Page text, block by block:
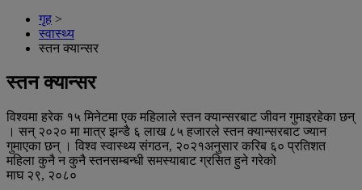
गृह >
स्वास्थ्य
स्तन क्यान्सर
स्तन क्यान्सर
विश्वमा हरेक १५ मिनेटमा एक महिलाले स्तन क्यान्सरबाट जीवन गुमाइरहेका छन्
। सन् २०२० मा मात्र झन्डै ६ लाख ८५ हजारले स्तन क्यान्सरबाट ज्यान
गुमाएका छन् । विश्व स्वास्थ्य संगठन, २०२१अनुसार करिब ६० प्रतिशत
महिला कुनै न कुनै स्तनसम्बन्धी समस्याबाट ग्रसित हुने गरेको
माघ २९, २०८०